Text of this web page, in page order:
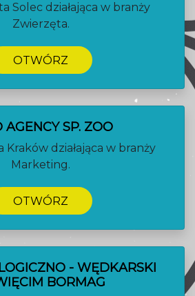
Solec działająca w branży
Zwierzęta.
OTWÓRZ
AGENCY SP. ZOO
Kraków działająca w branży
Marketing.
OTWÓRZ
- WĘDKARSKI
BORMAG